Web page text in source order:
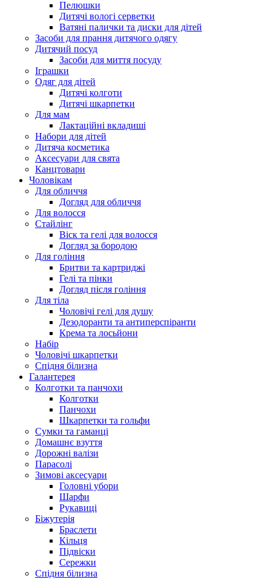
Пелюшки
Дитячі вологі серветки
Ватяні палички та диски для дітей
Засоби для прання дитячого одягу
Дитячий посуд
Засоби для миття посуду
Іграшки
Одяг для дітей
Дитячі колготи
Дитячі шкарпетки
Для мам
Лактаційні вкладиші
Набори для дітей
Дитяча косметика
Аксесуари для свята
Канцтовари
Чоловікам
Для обличчя
Догляд для обличчя
Для волосся
Стайлінг
Віск та гелі для волосся
Догляд за бородою
Для гоління
Бритви та картриджі
Гелі та пінки
Догляд після гоління
Для тіла
Чоловічі гелі для душу
Дезодоранти та антиперспіранти
Крема та лосьйони
Набір
Чоловічі шкарпетки
Спідня білизна
Галантерея
Колготки та панчохи
Колготки
Панчохи
Шкарпетки та гольфи
Сумки та гаманці
Домашнє взуття
Дорожні валізи
Парасолі
Зимові аксесуари
Головні убори
Шарфи
Рукавиці
Біжутерія
Браслети
Кільця
Підвіски
Сережки
Спідня білизна